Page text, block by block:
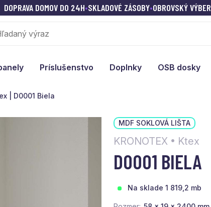
DOPRAVA DOMOV DO 24H•SKLADOVÉ ZÁSOBY•OBROVSKÝ VÝBER
Príslušenstvo Doplnky OSB dosky
| D0001 Biela
MDF SOKLOVÁ LIŠTA
KRONOTEX • Ktex
D0001 BIELA
Na sklade 1 819,2 mb